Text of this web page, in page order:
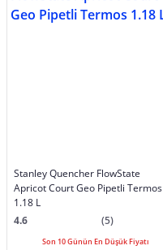
Stanley Quencher FlowState
Apricot Court Geo Pipetli Termos
1.18 L
4.6
(5)
Son 10 Günün En Düşük Fiyatı